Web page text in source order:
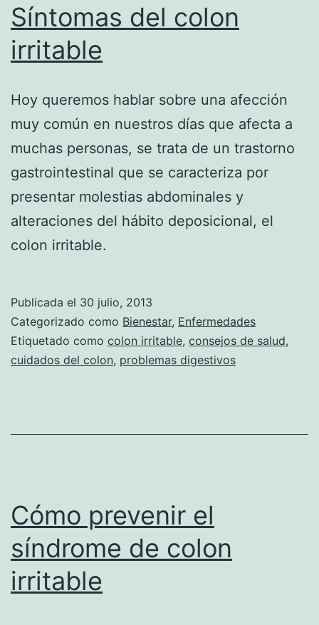
Síntomas del colon
irritable
Hoy queremos hablar sobre una afección
muy común en nuestros días que afecta a
muchas personas, se trata de un trastorno
gastrointestinal que se caracteriza por
presentar molestias abdominales y
alteraciones del hábito deposicional, el
colon irritable.
Publicada el 30 julio, 2013
Categorizado como Bienestar, Enfermedades
Etiquetado como colon irritable, consejos de salud,
cuidados del colon, problemas digestivos
Cómo prevenir el
síndrome de colon
irritable